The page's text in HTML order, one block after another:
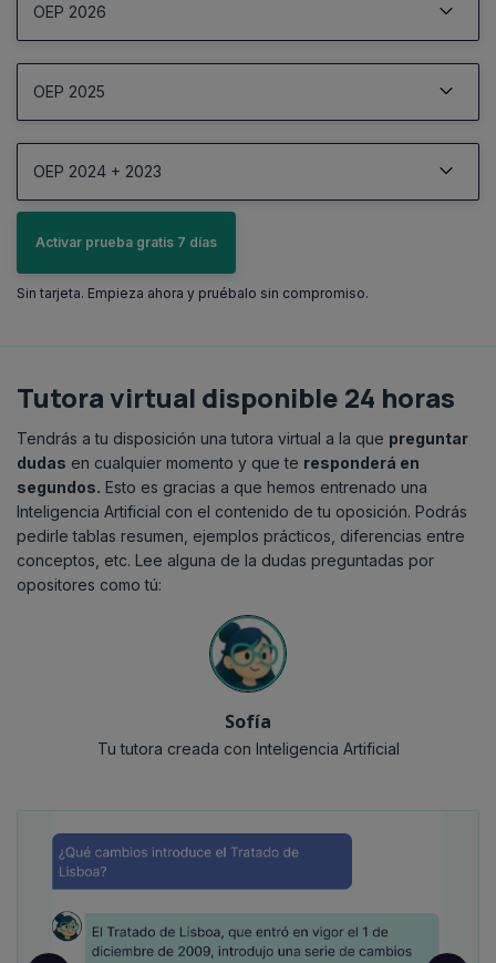
OEP 2026
OEP 2026
450 plazas
Ver documento oficial
OEP 2025
OEP 2025
550 plazas
Convocatoria
Ver documento oficial
17/03/2026
Listados provisionales
Ver documento oficial
06/05/2026
Listados definitivos
Ver documento oficial
Ver documento oficial
OEP 2024 + 2023
OEP 2023
1200 plazas
Ver documento oficial
1200 plazas
Ver documento oficial
10/07/2024
Convocatoria
4.329 plazas
Ver documento oficial
Listados definitivos de aspirantes admitidos y
Ver documento oficial
14/12/2024
27/03/2025
Aprobados primer ejercicio
24/04/2025
Activar prueba gratis 7 días
Sin tarjeta. Empieza ahora y pruébalo sin compromiso.
Tutora virtual disponible 24 horas
Tendrás a tu disposición una tutora virtual a la que preguntar
dudas en cualquier momento y que te responderá en
segundos. Esto es gracias a que hemos entrenado una
Inteligencia Artificial con el contenido de tu oposición. Podrás
pedirle tablas resumen, ejemplos prácticos, diferencias entre
conceptos, etc. Lee alguna de la dudas preguntadas por
opositores como tú:
Sofía
Tu tutora creada con Inteligencia Artificial